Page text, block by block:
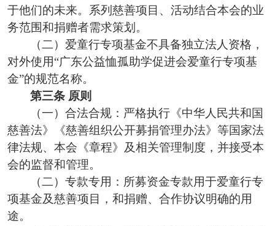
于他们的未来。系列慈善项目、活动结合本会的业
务范围和捐赠者需求策划。
（二）爱童行专项基金不具备独立法人资格，
对外使用“广东公益恤孤助学促进会爱童行专项基
金”的规范名称。
第三条 原则
（一） 合法合规： 严格执行 《中华人民共和国
慈善法》《慈善组织公开募捐管理办法》 等国家法
律法规、本会《章程》及相关管理制度，并接受本
会的监督和管理。
（二） 专款专用： 所募资金专款用于爱童行专
项基金及慈善项目，和捐赠、合作协议明确的用
途。